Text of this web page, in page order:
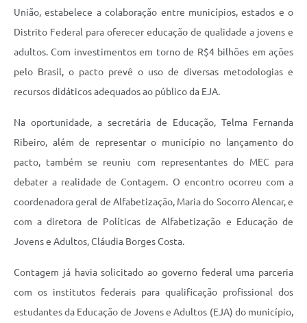
União, estabelece a colaboração entre municípios, estados e o
Distrito Federal para oferecer educação de qualidade a jovens e
adultos. Com investimentos em torno de R$4 bilhões em ações
pelo Brasil, o pacto prevê o uso de diversas metodologias e
recursos didáticos adequados ao público da EJA.
Na oportunidade, a secretária de Educação, Telma Fernanda
Ribeiro, além de representar o município no lançamento do
pacto, também se reuniu com representantes do MEC para
debater a realidade de Contagem. O encontro ocorreu com a
coordenadora geral de Alfabetização, Maria do Socorro Alencar, e
com a diretora de Políticas de Alfabetização e Educação de
Jovens e Adultos, Cláudia Borges Costa.
Contagem já havia solicitado ao governo federal uma parceria
com os institutos federais para qualificação profissional dos
estudantes da Educação de Jovens e Adultos (EJA) do município,